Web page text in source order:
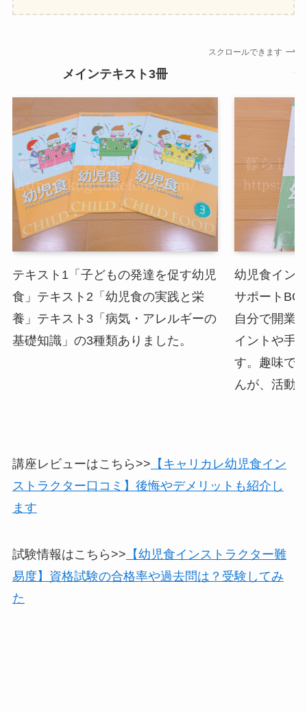
スクロールできます
メインテキスト3冊
テキスト1「子どもの発達を促す幼児
食」テキスト2「幼児食の実践と栄
養」テキスト3「病気・アレルギーの
基礎知識」の3種類ありました。
幼児食イン
サポート
自分で開業
イントや手
す。趣味で
んが、活動
講座レビューはこちら>> 【キャリカレ幼児食イン
ストラクター口コミ】後悔やデメリットも紹介し
ます
試験情報はこちら>> 【幼児食インストラクター難
易度】資格試験の合格率や過去問は？受験してみ
た